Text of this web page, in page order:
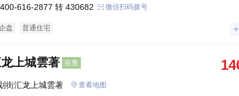
400-616-2877 转 430682 微信扫码拨号
盘 普通住宅
上城雲著 在售
查看地图